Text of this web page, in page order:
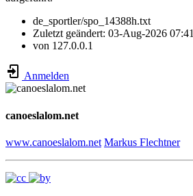
de_sportler/spo_14388h.txt
Zuletzt geändert: 03-Aug-2026 07:41
von 127.0.0.1
Anmelden
canoeslalom.net
www.canoeslalom.net Markus Flechtner